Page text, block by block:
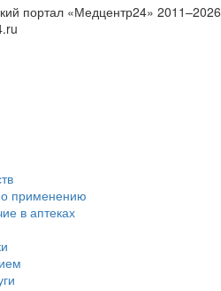
портал «Медцентр24» 2011–2026
применению
в аптеках